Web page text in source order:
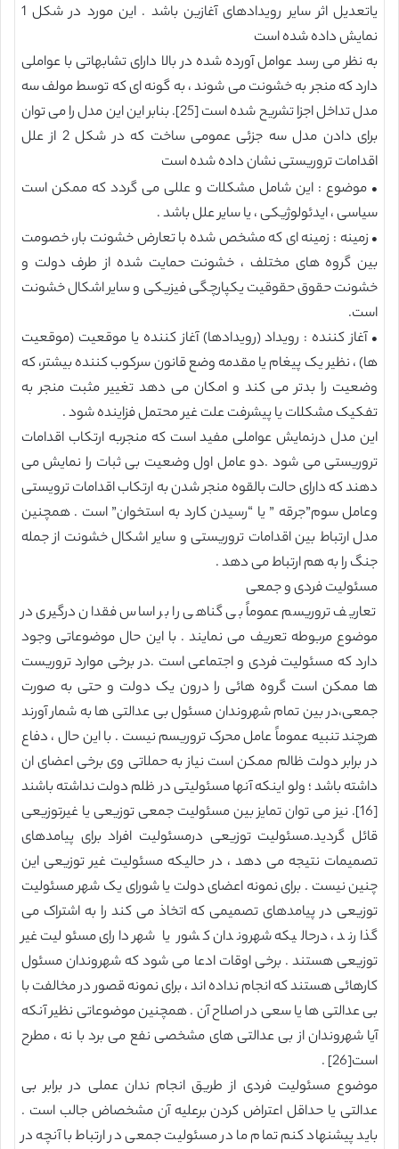
یاتعدیل اثر سایر رویدادهای آغازین باشد . این مورد در شکل 1
نمایش داده شده است
به نظر می رسد عوامل آورده شده در بالا دارای تشابهاتی با عواملی
دارد که منجر به خشونت می شوند ، به گونه ای که توسط مولف سه
مدل تداخل اجزا تشریح شده است [25]. بنابر این این مدل را می توان
برای دادن مدل سه جزئی عمومی ساخت که در شکل 2 از علل
اقدامات تروریستی نشان داده شده است
• موضوع : این شامل مشکلات و عللی می گردد که ممکن است
سیاسی ، ایدئولوژیکی ، یا سایر علل باشد .
• زمینه : زمینه ای که مشخص شده با تعارض خشونت بار، خصومت
بین گروه های مختلف ، خشونت حمایت شده از طرف دولت و
خشونت حقوق حقوقیت یکپارچگی فیزیکی و سایر اشکال خشونت
است.
• آغاز کننده : رویداد (رویدادها) آغاز کننده یا موقعیت (موقعیت
ها) ، نظیر یک پیغام یا مقدمه وضع قانون سرکوب کننده بیشتر، که
وضعیت را بدتر می کند و امکان می دهد تغییر مثبت منجر به
تفکیک مشکلات یا پیشرفت علت غیر محتمل فزاینده شود .
این مدل درنمایش عواملی مفید است که منجربه ارتکاب اقدامات
تروریستی می شود .دو عامل اول وضعیت بی ثبات را نمایش می
دهند که دارای حالت بالقوه منجر شدن به ارتکاب اقدامات ترویستی
وعامل سوم”جرقه ” یا “رسیدن کارد به استخوان” است . همچنین
مدل ارتباط بین اقدامات تروریستی و سایر اشکال خشونت از جمله
جنگ را به هم ارتباط می دهد .
مسئولیت فردی و جمعی
تعاریف تروریسم عموماً بی گناهی را بر اساس فقدان درگیری در
موضوع مربوطه تعریف می نمایند . با این حال موضوعاتی وجود
دارد که مسئولیت فردی و اجتماعی است .در برخی موارد تروریست
ها ممکن است گروه هائی را درون یک دولت و حتی به صورت
جمعی،در بین تمام شهروندان مسئول بی عدالتی ها به شمار آورند
هرچند تنبیه عموماً عامل محرک تروریسم نیست . با این حال ، دفاع
در برابر دولت ظالم ممکن است نیاز به حملاتی وی برخی اعضای ان
داشته باشد ؛ ولو اینکه آنها مسئولیتی در ظلم دولت نداشته باشند
[16]. نیز می توان تمایز بین مسئولیت جمعی توزیعی یا غیرتوزیعی
قائل گردید.مسئولیت توزیعی درمسئولیت افراد برای پیامدهای
تصمیمات نتیجه می دهد ، در حالیکه مسئولیت غیر توزیعی این
چنین نیست . برای نمونه اعضای دولت یا شورای یک شهر مسئولیت
توزیعی در پیامدهای تصمیمی که اتخاذ می کند را به اشتراک می
گذارند ، درحالیکه شهروندان کشور یا شهر دارای مسئولیت غیر
توزیعی هستند . برخی اوقات ادعا می شود که شهروندان مسئول
کارهائی هستند که انجام نداده اند ، برای نمونه قصور در مخالفت با
بی عدالتی ها یا سعی در اصلاح آن . همچنین موضوعاتی نظیر آنکه
آیا شهروندان از بی عدالتی های مشخصی نفع می برد با نه ، مطرح
است[26] .
موضوع مسئولیت فردی از طریق انجام ندان عملی در برابر بی
عدالتی یا حداقل اعتراض کردن برعلیه آن مشخصاض جالب است .
باید پیشنهاد کنم تمام ما در مسئولیت جمعی در ارتباط با آنچه در